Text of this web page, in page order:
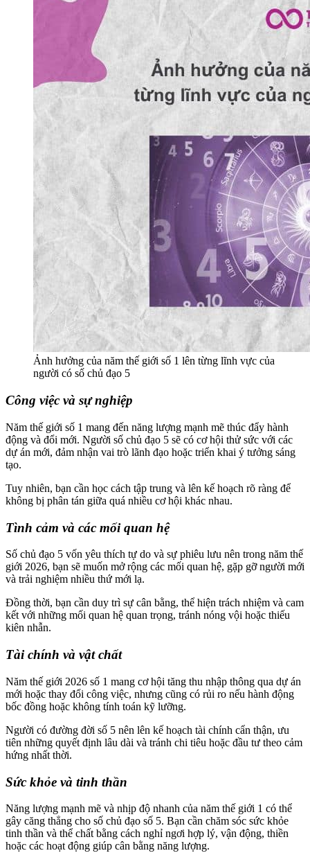
Ảnh hưởng của năm thế giới số 1 lên từng lĩnh vực của
người có số chủ đạo 5
Công việc và sự nghiệp
Năm thế giới số 1 mang đến năng lượng mạnh mẽ thúc đẩy hành
động và đổi mới. Người số chủ đạo 5 sẽ có cơ hội thử sức với các
dự án mới, đảm nhận vai trò lãnh đạo hoặc triển khai ý tưởng sáng
tạo.
Tuy nhiên, bạn cần học cách tập trung và lên kế hoạch rõ ràng để
không bị phân tán giữa quá nhiều cơ hội khác nhau.
Tình cảm và các mối quan hệ
Số chủ đạo 5 vốn yêu thích tự do và sự phiêu lưu nên trong năm thế
giới 2026, bạn sẽ muốn mở rộng các mối quan hệ, gặp gỡ người mới
và trải nghiệm nhiều thứ mới lạ.
Đồng thời, bạn cần duy trì sự cân bằng, thể hiện trách nhiệm và cam
kết với những mối quan hệ quan trọng, tránh nóng vội hoặc thiếu
kiên nhẫn.
Tài chính và vật chất
Năm thế giới 2026 số 1 mang cơ hội tăng thu nhập thông qua dự án
mới hoặc thay đổi công việc, nhưng cũng có rủi ro nếu hành động
bốc đồng hoặc không tính toán kỹ lưỡng.
Người có đường đời số 5 nên lên kế hoạch tài chính cẩn thận, ưu
tiên những quyết định lâu dài và tránh chi tiêu hoặc đầu tư theo cảm
hứng nhất thời.
Sức khỏe và tinh thần
Năng lượng mạnh mẽ và nhịp độ nhanh của năm thế giới 1 có thể
gây căng thẳng cho số chủ đạo số 5. Bạn cần chăm sóc sức khỏe
tinh thần và thể chất bằng cách nghỉ ngơi hợp lý, vận động, thiền
hoặc các hoạt động giúp cân bằng năng lượng.